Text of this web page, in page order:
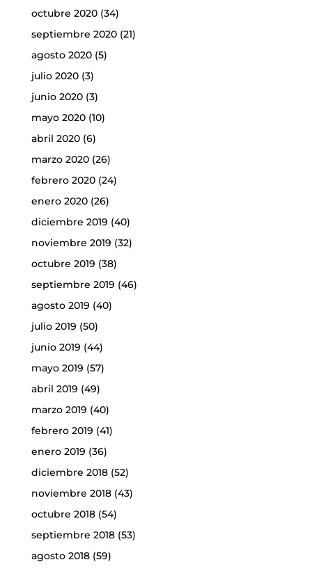
octubre 2020(34)
septiembre 2020(21)
agosto 2020(5)
julio 2020(3)
junio 2020(3)
mayo 2020(10)
abril 2020(6)
marzo 2020(26)
febrero 2020(24)
enero 2020(26)
diciembre 2019 (40)
noviembre 2019 (32)
octubre 2019 (38)
septiembre 2019 (46)
agosto 2019 (40)
julio 2019 (50)
junio 2019 (44)
mayo 2019 (57)
abril 2019 (49)
marzo 2019 (40)
febrero 2019 (41)
enero 2019 (36)
diciembre 2018(52)
noviembre 2018(43)
octubre 2018(54)
septiembre 2018(53)
agosto 2018(59)